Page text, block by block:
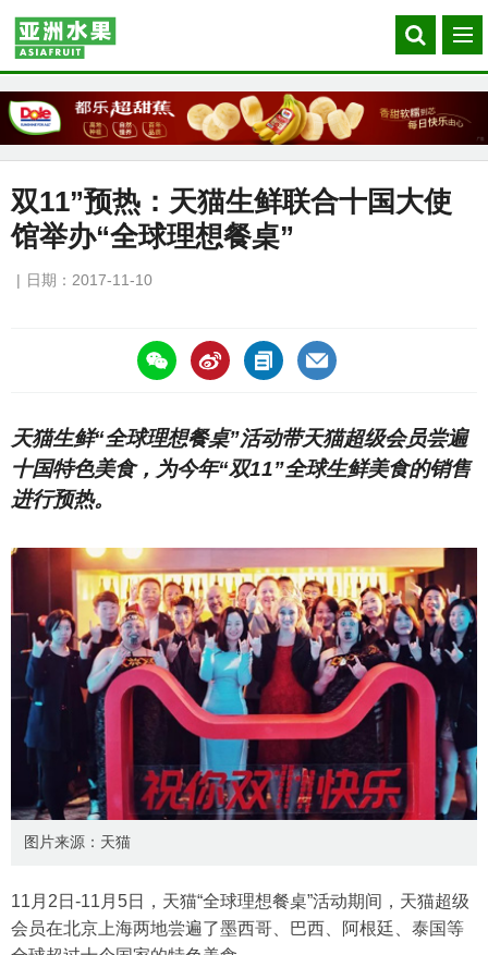
Search
our
菜
单
双11”预热：天猫生鲜联合十国大使
馆举办“全球理想餐桌”
日期：2017-11-10
https://asiafruitchina.net/16395.html
天猫生鲜“全球理想餐桌”活动带天猫超级会员尝遍
十国特色美食，为今年“双11”全球生鲜美食的销售
进行预热。
图片来源：天猫
11月2日-11月5日，天猫“全球理想餐桌”活动期间，天猫超级
会员在北京上海两地尝遍了墨西哥、巴西、阿根廷、泰国等